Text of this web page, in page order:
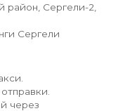
район, Сергели-2,
Сергели
через